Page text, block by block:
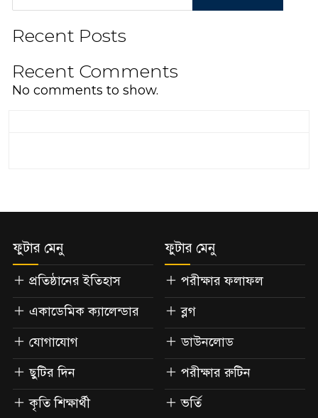
Recent Posts
Recent Comments
No comments to show.
ফুটার মেনু
প্রতিষ্ঠানের ইতিহাস
একাডেমিক ক্যালেন্ডার
যোগাযোগ
ছুটির দিন
কৃতি শিক্ষার্থী
ফুটার মেনু
পরীক্ষার ফলাফল
ব্লগ
ডাউনলোড
পরীক্ষার রুটিন
ভর্তি